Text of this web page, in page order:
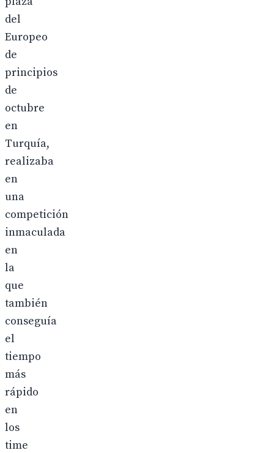
del
Europeo
de
principios
de
octubre
en
Turquía,
realizaba
en
una
competición
inmaculada
en
la
que
también
conseguía
el
tiempo
más
rápido
en
los
time